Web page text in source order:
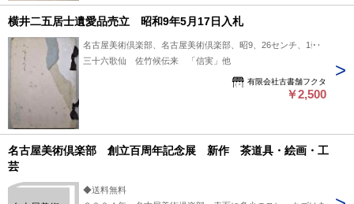
横井二五居士遺愛品売立 昭和9年5月17日入札
名古屋美術倶楽部、名古屋美術倶楽部、昭9、26センチ、1冊
三十六歌仙 佐竹候伝来 「信実」他
有限会社古書舗フクタ
￥2,500
名古屋美術倶楽部 創立百周年記念展 新作 茶道具・絵画・工
芸
◆送料無料